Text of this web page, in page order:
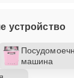
устройство
машина